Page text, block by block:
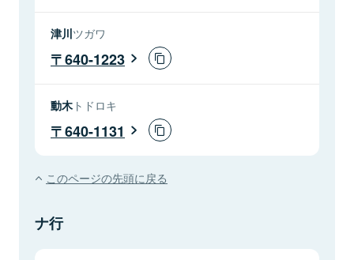
津川ツガワ
640-1223
動木トドロキ
640-1131
このページの先頭に戻る
ナ行